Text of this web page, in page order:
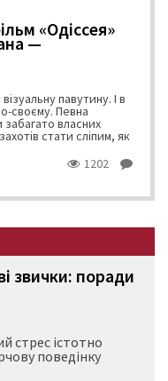
«Одіссея»
—
павутину. І в
своєму. Певна
власних
стати сліпим, як
1202
звички: поради
стрес істотно
поведінку